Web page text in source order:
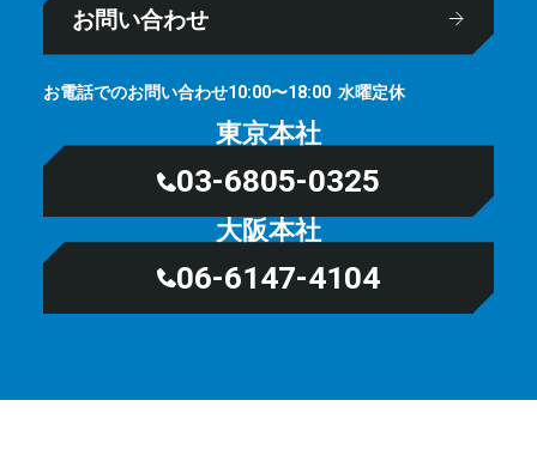
お問い合わせ
お電話でのお問い合わせ10:00〜18:00 ⽔曜定休
東京本社
03-6805-0325
大阪本社
06-6147-4104